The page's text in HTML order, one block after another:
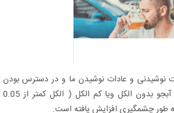
نوشیدنی و عادات نوشیدن ما و در دسترس بودن
آبجو بدون الکل ، فروش آبجو بدون الکل ویا کم الکل ( الکل کمتر از 0.05
طور چشمگیری افزایش یافته است.